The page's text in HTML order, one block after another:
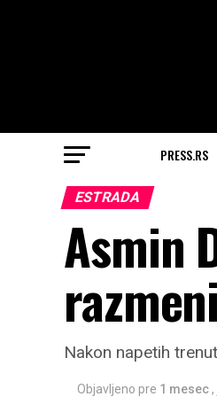
PRESS.RS
ESTRADA
Asmin
Nakon napetih
Objavljeno pre 1 mesec ,